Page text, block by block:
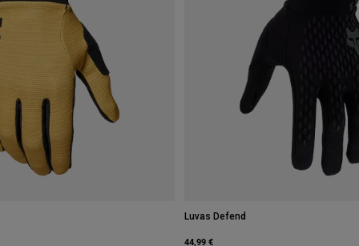
Luvas Defend
44,99 €